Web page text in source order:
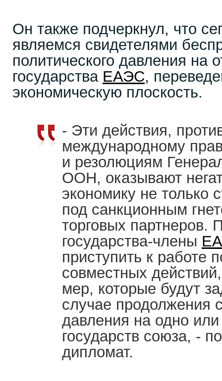
Он также подчеркнул, что
являемся свидетелями
политического давления на
государства ЕАЭС,
экономическую плоскость.
- Эти действия,
международному
и резолюциям
ООН, оказывают
экономику не только
под санкционным
торговых партнеров.
государства-члены
приступить к работе
совместных
мер, которые будут
случае продолжения
давления на одно или
государств союза, -
дипломат.